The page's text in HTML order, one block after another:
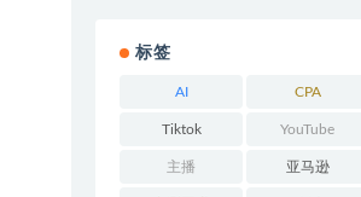
标签
AI CPA
Tiktok YouTube
主播 亚马逊